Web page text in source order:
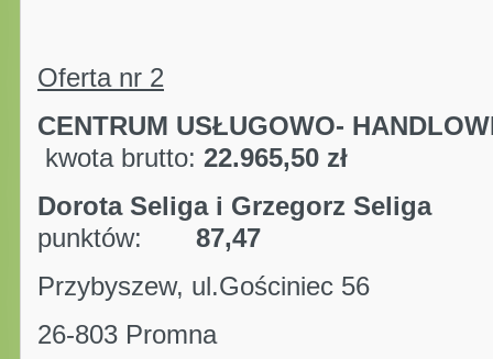
Oferta nr 2
CENTRUM
kwota brutto: 22.965,50 zł
Dorota Seliga i
punktów: 87,47
Przybyszew, ul.Gościniec 56
26-803 Promna